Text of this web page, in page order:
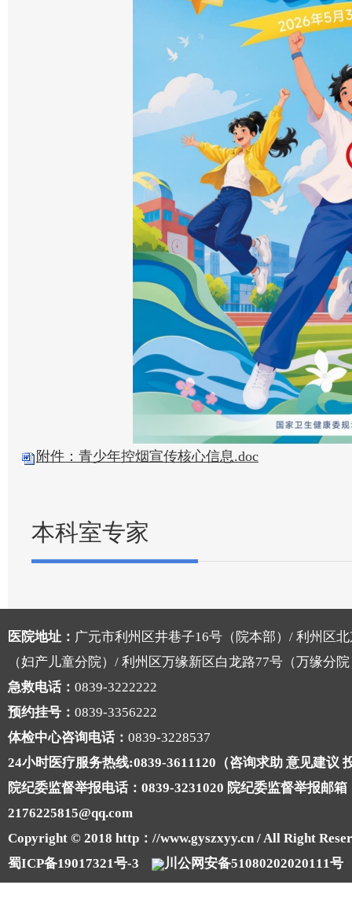
附件：青少年控烟宣传核心信息.doc
本科室专家
医院地址： 广元市利州区井巷子16号（院本部）/ 利州区
（妇产儿童分院）/ 利州区万缘新区白龙路77号（万缘分
急救电话： 0839-3222222
预约挂号： 0839-3356222
体检中心咨询电话： 0839-3228537
24小时医疗服务热线:0839-3611120（咨询求助 意见建议
院纪委监督举报电话：0839-3231020 院纪委监督举报邮箱
2176225815@qq.com
Copyright © 2018 http：//www.gyszxyy.cn / All Right
蜀ICP备19017321号-3
川公网安备51080202020111号